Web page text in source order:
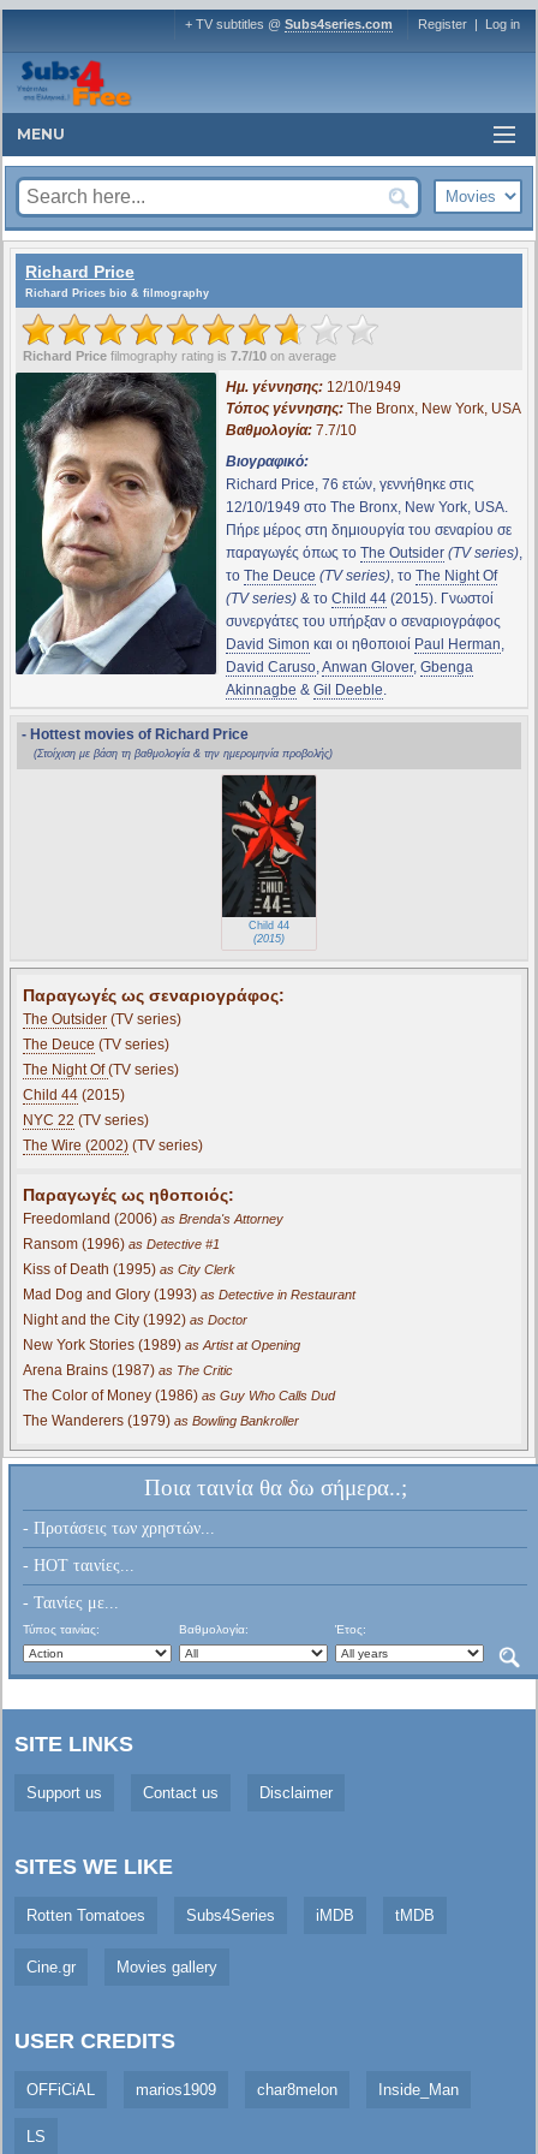
+ TV subtitles @ Subs4series.com Register | Log in
MENU
Richard Price
Richard Prices bio & filmography
Richard Price filmography rating is 7.7/10 on average
Ημ. γέννησης:12/10/1949
Τόπος γέννησης:The Bronx, New York, USA
Βαθμολογία:7.7/10
Βιογραφικό:
Richard Price, 76 ετών, γεννήθηκε στις
12/10/1949 στο The Bronx, New York, USA.
Πήρε μέρος στη δημιουργία του σεναρίου σε
παραγωγές όπως το The Outsider (TV series),
το The Deuce (TV series), το The Night Of
(TV series)& το Child 44(2015). Γνωστοί
συνεργάτες του υπήρξαν ο σεναριογράφος
David Simon και οι ηθοποιοί Paul Herman,
David Caruso,Anwan Glover, Gbenga
Akinnagbe & Gil Deeble.
- Hottest movies of Richard Price
(Στοίχιση με βάση τη βαθμολογία & την ημερομηνία προβολής)
Child 44
(2015)
Παραγωγές ως σεναριογράφος:
The Outsider (TV series)
The Deuce (TV series)
The Night Of(TV series)
Child 44 (2015)
NYC 22 (TV series)
The Wire (2002) (TV series)
Παραγωγές ως ηθοποιός:
Freedomland (2006) as Brenda's Attorney
Ransom (1996) as Detective #1
Kiss of Death (1995) as City Clerk
Mad Dog and Glory (1993) as Detective in Restaurant
Night and the City (1992) as Doctor
New York Stories (1989) as Artist at Opening
Arena Brains (1987) as The Critic
The Color of Money (1986) as Guy Who Calls Dud
The Wanderers (1979) as Bowling Bankroller
Ποια ταινία θα δω σήμερα..;
- Προτάσεις των χρηστών...
- HOT ταινίες...
- Ταινίες με...
Τύπος ταινίας: Βαθμολογία: Έτος:
SITE LINKS
Support us Contact us Disclaimer
SITES WE LIKE
Rotten Tomatoes Subs4Series iMDB tMDB
Cine.gr Movies gallery
USER CREDITS
OFFiCiAL marios1909 char8melon Inside_Man
LS